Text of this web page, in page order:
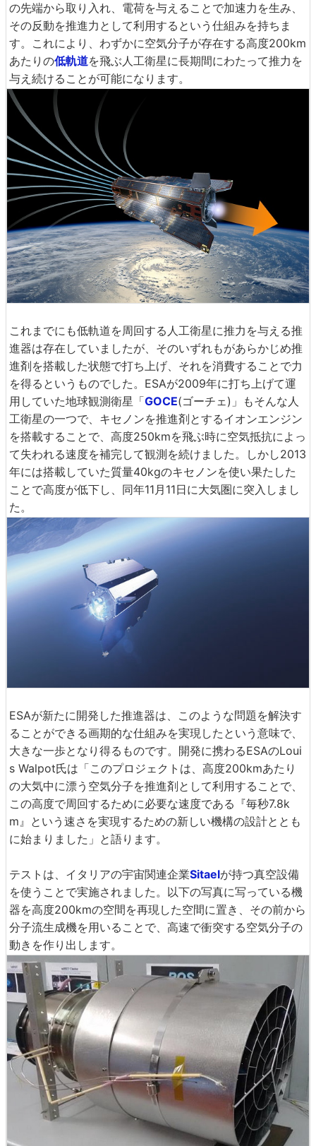
の先端から取り入れ、電荷を与えることで加速力を生み、
その反動を推進力として利用するという仕組みを持ちま
す。これにより、わずかに空気分子が存在する高度200km
あたりの低軌道を飛ぶ人工衛星に長期間にわたって推力を
与え続けることが可能になります。
これまでにも低軌道を周回する人工衛星に推力を与える推
進器は存在していましたが、そのいずれもがあらかじめ推
進剤を搭載した状態で打ち上げ、それを消費することで力
を得るというものでした。ESAが2009年に打ち上げて運
用していた地球観測衛星「GOCE(ゴーチェ)」もそんな人
工衛星の一つで、キセノンを推進剤とするイオンエンジン
を搭載することで、高度250kmを飛ぶ時に空気抵抗によっ
て失われる速度を補完して観測を続けました。しかし2013
年には搭載していた質量40kgのキセノンを使い果たした
ことで高度が低下し、同年11月11日に大気圏に突入しまし
た。
ESAが新たに開発した推進器は、このような問題を解決す
ることができる画期的な仕組みを実現したという意味で、
大きな一歩となり得るものです。開発に携わるESAのLoui
s Walpot氏は「このプロジェクトは、高度200kmあたり
の大気中に漂う空気分子を推進剤として利用することで、
この高度で周回するために必要な速度である『毎秒7.8k
m』という速さを実現するための新しい機構の設計ととも
に始まりました」と語ります。
テストは、イタリアの宇宙関連企業Sitaelが持つ真空設備
を使うことで実施されました。以下の写真に写っている機
器を高度200kmの空間を再現した空間に置き、その前から
分子流生成機を用いることで、高速で衝突する空気分子の
動きを作り出します。